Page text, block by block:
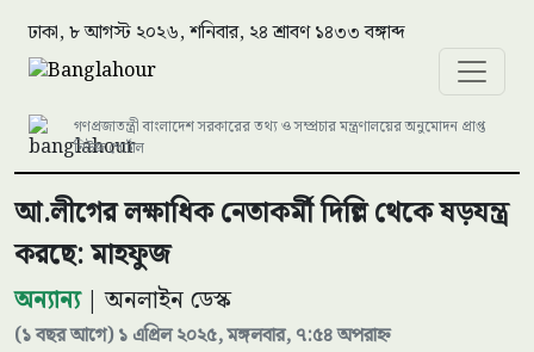
ঢাকা, ৮ আগস্ট ২০২৬, শনিবার, ২৪ শ্রাবণ ১৪৩৩ বঙ্গাব্দ
গণপ্রজাতন্ত্রী বাংলাদেশ সরকারের তথ্য ও সম্প্রচার মন্ত্রণালয়ের অনুমোদন প্রাপ্ত
নিউজ পোর্টাল
আ.লীগের লক্ষাধিক নেতাকর্মী দিল্লি থেকে ষড়যন্ত্র
করছে: মাহফুজ
অন্যান্য| অনলাইন ডেস্ক
(১ বছর আগে) ১ এপ্রিল ২০২৫, মঙ্গলবার, ৭:৫৪ অপরাহ্ন